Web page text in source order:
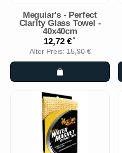
Meguiar's - Perfect
Clarity Glass Towel -
40x40cm
12,72 €*
Alter Preis:15,90 €